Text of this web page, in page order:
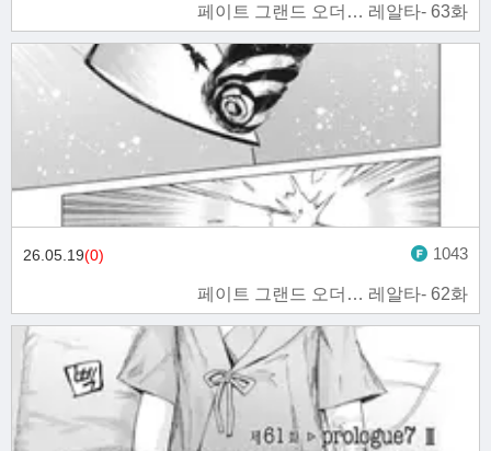
페이트 그랜드 오더… 레알타- 63화
페이트 그랜드 오더… 레알타- 62화
26.05.19(0) 1043